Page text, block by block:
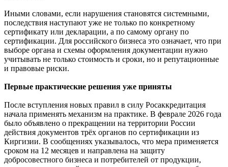
Иными словами, если нарушения становятся системными,
последствия наступают уже не только по конкретному
сертификату или декларации, а по самому органу по
сертификации. Для российского бизнеса это означает, что при
выборе органа и схемы оформления документации нужно
учитывать не только стоимость и сроки, но и репутационные
и правовые риски.
Первые практические решения уже приняты
После вступления новых правил в силу Росаккредитация
начала применять механизм на практике. В феврале 2026 года
было объявлено о прекращении на территории России
действия документов трёх органов по сертификации из
Киргизии. В сообщениях указывалось, что мера применяется
сроком на 12 месяцев и направлена на защиту
добросовестного бизнеса и потребителей от продукции,